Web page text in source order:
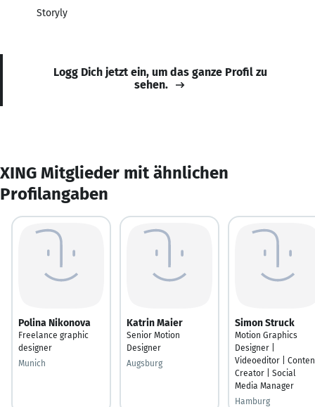
Storyly
Logg Dich jetzt ein, um das ganze Profil zu
sehen.
XING Mitglieder mit ähnlichen
Profilangaben
Polina Nikonova
Freelance graphic
designer
Munich
Katrin Maier
Senior Motion
Designer
Augsburg
Simon Struck
Motion Graphics
Designer |
Videoeditor |
Creator | Social
Media Manager
Hamburg